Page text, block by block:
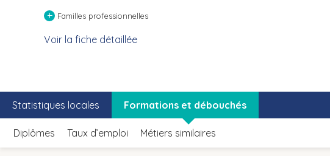
+ Familles professionnelles
Voir la fiche détaillée
Statistiques locales Formations et débouchés
Diplômes Taux d’emploi Métiers similaires